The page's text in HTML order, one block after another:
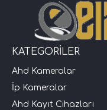
KATEGORİLER
Ahd Kameralar
İp Kameralar
Ahd Kayıt Cihazları